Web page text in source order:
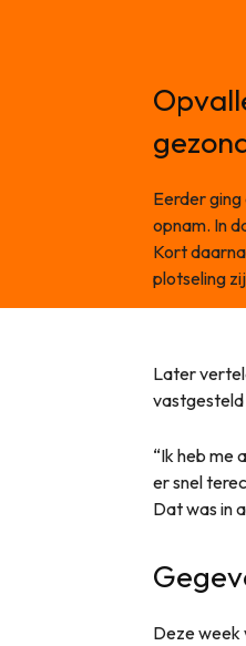
Eerder
opnam. In
Kort
plotseling
Later
vastgesteld
“Ik heb me
er snel
Dat was in
Deze week